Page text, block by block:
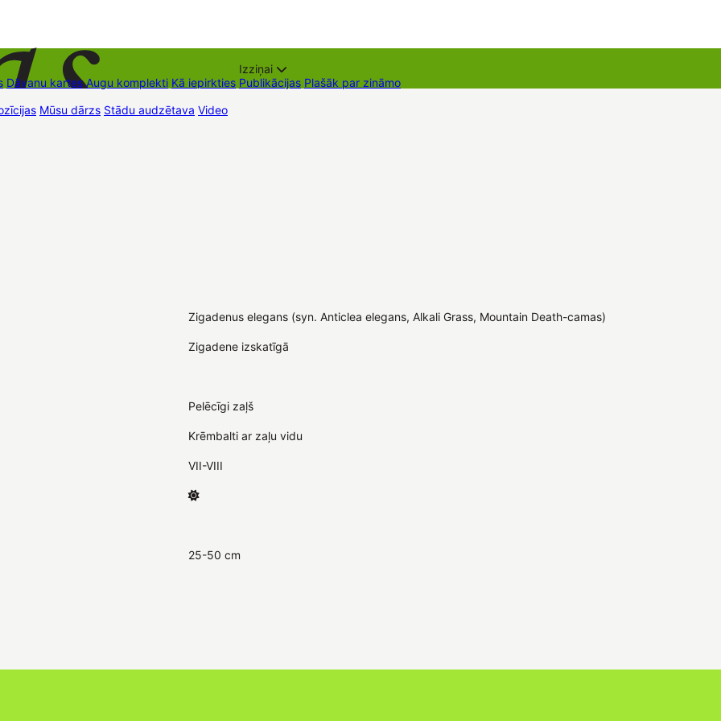
Dāvanu kartes Augu komplekti Kā iepirkties
Izziņai
Publikācijas Plašāk par zināmo
Mūsu dārzs Stādu audzētava Video
Zigadenus elegans (syn. Anticlea elegans, Alkali Grass, Mountain Death-camas)
Zigadene izskatīgā
Pelēcīgi zaļš
Krēmbalti ar zaļu vidu
VII-VIII
25-50 cm